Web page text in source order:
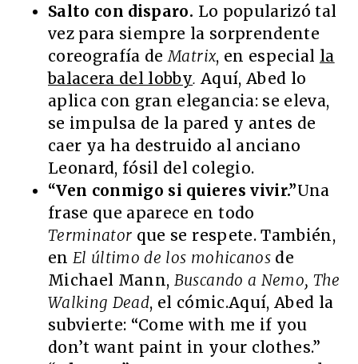
Salto con disparo. Lo popularizó tal
vez para siempre la sorprendente
coreografía de Matrix, en especial la
balacera del lobby. Aquí, Abed lo
aplica con gran elegancia: se eleva,
se impulsa de la pared y antes de
caer ya ha destruido al anciano
Leonard, fósil del colegio.
“Ven conmigo si quieres vivir.”Una
frase que aparece en todo
Terminator que se respete. También,
en El último de los mohicanos de
Michael Mann, Buscando a Nemo, The
Walking Dead, el cómic.Aquí, Abed la
subvierte: “Come with me if you
don’t want paint in your clothes.”